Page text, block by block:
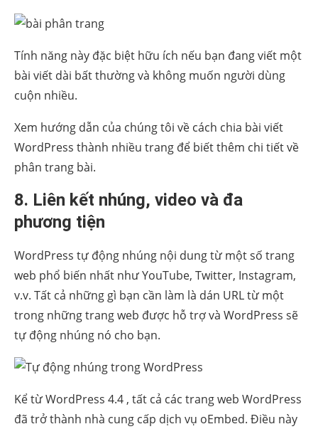
Tính năng này đặc biệt hữu ích nếu bạn đang viết một
bài viết dài bất thường và không muốn người dùng
cuộn nhiều.
Xem hướng dẫn của chúng tôi về cách chia bài viết
WordPress thành nhiều trang để biết thêm chi tiết về
phân trang bài.
8. Liên kết nhúng, video và đa
phương tiện
WordPress tự động nhúng nội dung từ một số trang
web phổ biến nhất như YouTube, Twitter, Instagram,
v.v. Tất cả những gì bạn cần làm là dán URL từ một
trong những trang web được hỗ trợ và WordPress sẽ
tự động nhúng nó cho bạn.
Kể từWordPress 4.4 , tất cả các trang web WordPress
đã trở thành nhà cung cấp dịch vụ oEmbed. Điều này